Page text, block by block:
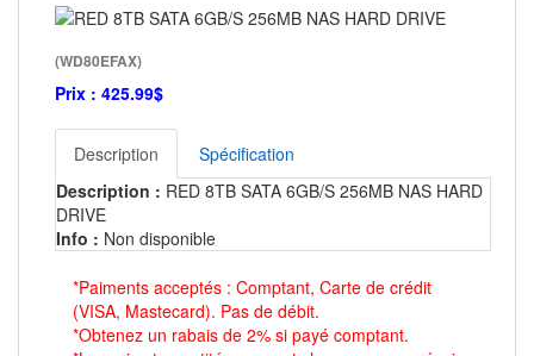
(WD80EFAX)
Prix : 425.99$
Description
Spécification
Description : RED 8TB SATA 6GB/S 256MB NAS HARD
DRIVE
Info : Non disponible
*Paiments acceptés : Comptant, Carte de crédit
(VISA, Mastecard). Pas de débit.
*Obtenez un rabais de 2% si payé comptant.